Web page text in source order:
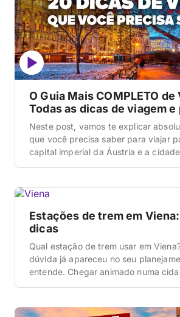
O Guia Mais COMPLETO de
Todas as dicas de viagem
Neste post, vamos te explicar
que você precisa saber para viajar
capital imperial da Áustria e a
elegância dos palácios se encontra
Estações de trem em
dicas
Qual estação de trem usar em
dúvida já apareceu no seu
entende. Chegar animado numa
leitura antes da viagem. Viena tem